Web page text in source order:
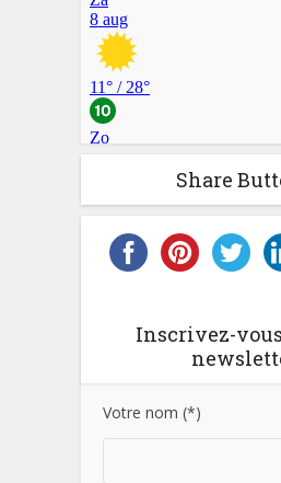
Share
Inscrivez-
Votre nom (*)